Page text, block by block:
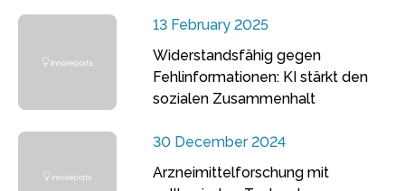
13 February 2025
Widerstandsfähig gegen
Fehlinformationen: KI stärkt den
sozialen Zusammenhalt
30 December 2024
Arzneimittelforschung mit